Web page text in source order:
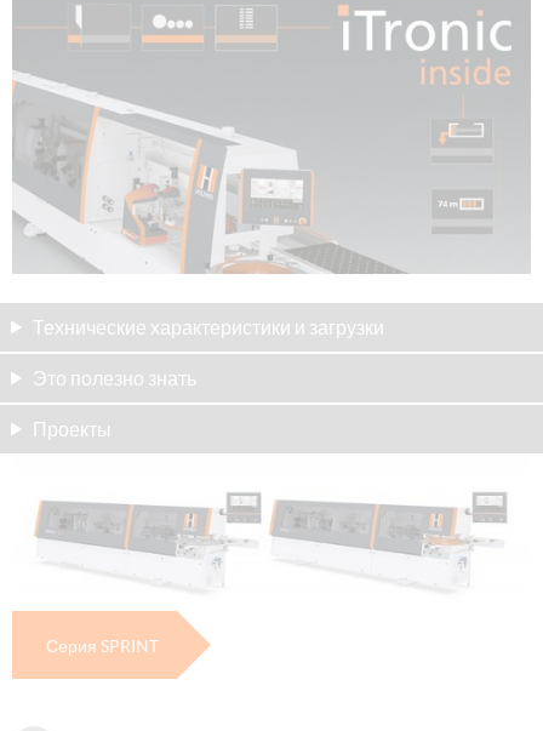
Технические характеристики и загрузки
Это полезно знать
Проекты
Серия SPRINT